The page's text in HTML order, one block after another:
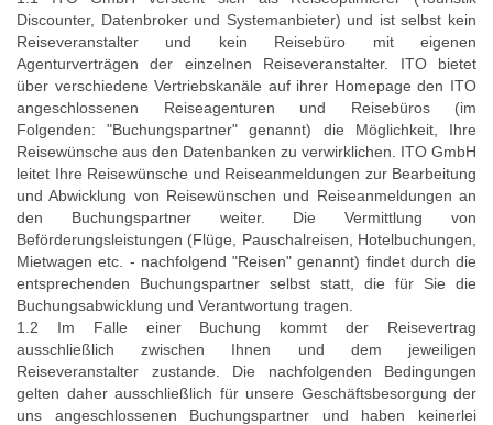
Discounter, Datenbroker und Systemanbieter) und ist selbst kein
Reiseveranstalter und kein Reisebüro mit eigenen
Agenturverträgen der einzelnen Reiseveranstalter. ITO bietet
über verschiedene Vertriebskanäle auf ihrer Homepage den ITO
angeschlossenen Reiseagenturen und Reisebüros (im
Folgenden: "Buchungspartner" genannt) die Möglichkeit, Ihre
Reisewünsche aus den Datenbanken zu verwirklichen. ITO GmbH
leitet Ihre Reisewünsche und Reiseanmeldungen zur Bearbeitung
und Abwicklung von Reisewünschen und Reiseanmeldungen an
den Buchungspartner weiter. Die Vermittlung von
Beförderungsleistungen (Flüge, Pauschalreisen, Hotelbuchungen,
Mietwagen etc. - nachfolgend "Reisen" genannt) findet durch die
entsprechenden Buchungspartner selbst statt, die für Sie die
Buchungsabwicklung und Verantwortung tragen.
1.2 Im Falle einer Buchung kommt der Reisevertrag
ausschließlich zwischen Ihnen und dem jeweiligen
Reiseveranstalter zustande. Die nachfolgenden Bedingungen
gelten daher ausschließlich für unsere Geschäftsbesorgung der
uns angeschlossenen Buchungspartner und haben keinerlei